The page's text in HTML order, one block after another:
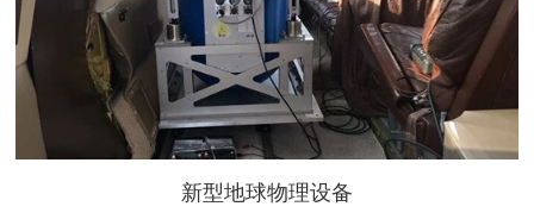
新型地球物理设备